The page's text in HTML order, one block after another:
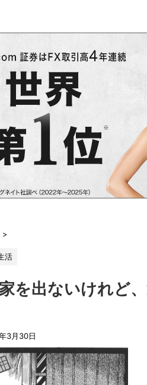
>
活
を出ないけれど
3月30日